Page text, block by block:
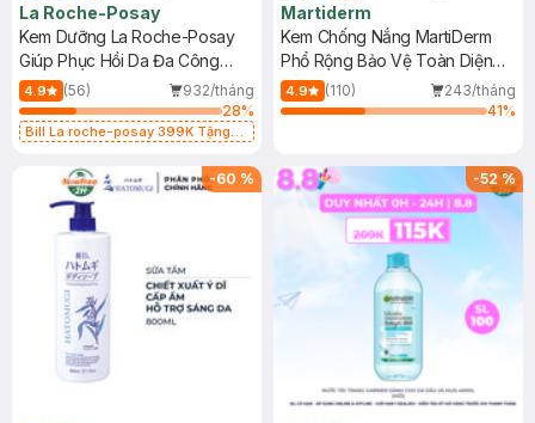
La Roche-Posay
Kem Dưỡng La Roche-Posay
Giúp Phục Hồi Da Đa Công
Dụng 40ml
4.9 (56)
932/tháng
28%
Bill La roche-posay 399K Tặng
(SL có hạn)
Martiderm
Kem Chống Nắng MartiDerm
Phổ Rộng Bảo Vệ Toàn Diện
40ml
4.9 (110)
243/tháng
41%
-60 % -52%